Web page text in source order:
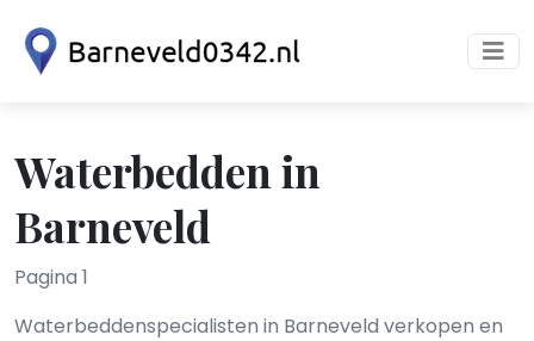
Waterbedden in
Barneveld
Pagina 1
Waterbeddenspecialisten in Barneveld verkopen en